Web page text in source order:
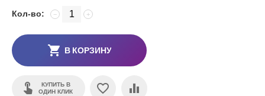
Кол-во: +
−
В КОРЗИНУ
КУПИТЬ В
ОДИН КЛИК